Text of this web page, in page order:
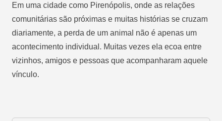
Em uma cidade como Pirenópolis, onde as relações
comunitárias são próximas e muitas histórias se cruzam
diariamente, a perda de um animal não é apenas um
acontecimento individual. Muitas vezes ela ecoa entre
vizinhos, amigos e pessoas que acompanharam aquele
vínculo.